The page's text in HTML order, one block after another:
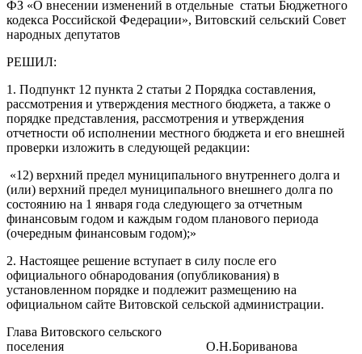
ФЗ «О внесении изменений в отдельные статьи Бюджетного
кодекса Российской Федерации», Витовский сельский Совет
народных депутатов
РЕШИЛ:
1. Подпункт 12 пункта 2 статьи 2 Порядка составления,
рассмотрения и утверждения местного бюджета, а также о
порядке представления, рассмотрения и утверждения
отчетности об исполнении местного бюджета и его внешней
проверки изложить в следующей редакции:
«12) верхний предел муниципального внутреннего долга и
(или) верхний предел муниципального внешнего долга по
состоянию на 1 января года следующего за отчетным
финансовым годом и каждым годом планового периода
(очередным финансовым годом);»
2. Настоящее решение вступает в силу после его
официального обнародования (опубликования) в
установленном порядке и подлежит размещению на
официальном сайте Витовской сельской администрации.
Глава Витовского сельского
поселения О.Н.Бориванова